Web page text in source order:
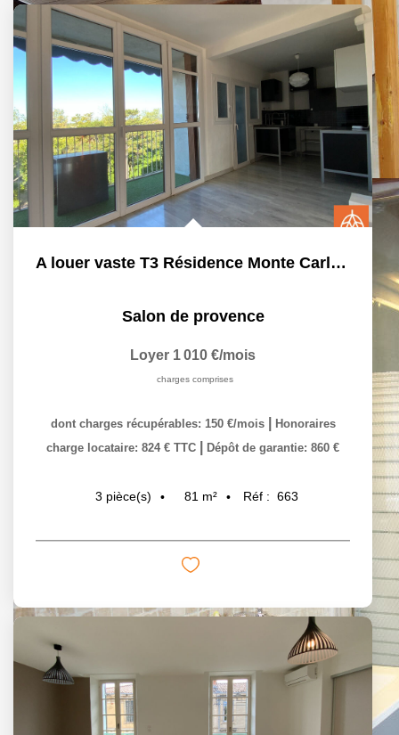
A louer vaste T3 Résidence Monte Carlo- Salon de Provence
Salon de provence
Loyer 1 010 €/mois
charges comprises
dont charges récupérables: 150 €/mois
Honoraires
charge locataire: 824 € TTC
Dépôt de garantie: 860 €
3 pièce(s) 81 m² Réf : 663